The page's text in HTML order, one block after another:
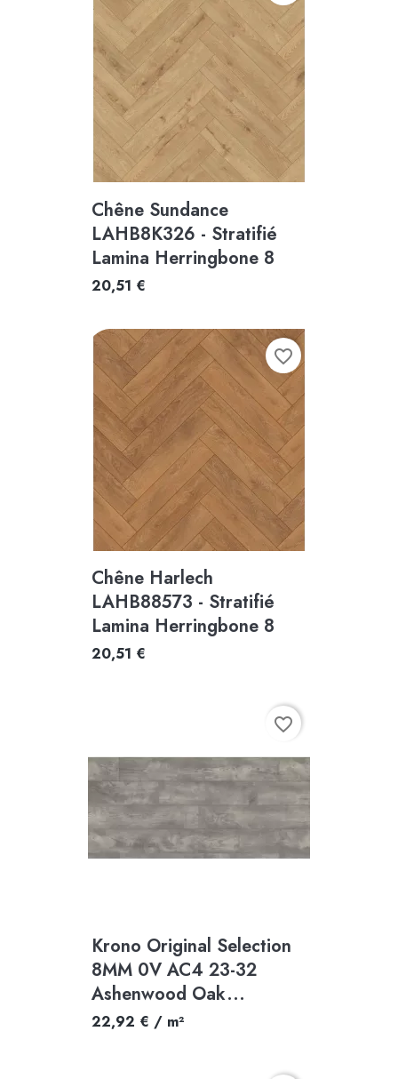
Chêne Sundance
LAHB8K326 - Stratifié
Lamina Herringbone 8
20,51 €
Chêne Harlech
LAHB88573 - Stratifié
Lamina Herringbone 8
20,51 €
favorite_border
Krono Original Selection
8MM 0V AC4 23-32
Ashenwood Oak...
22,92 € / m²
favorite_border